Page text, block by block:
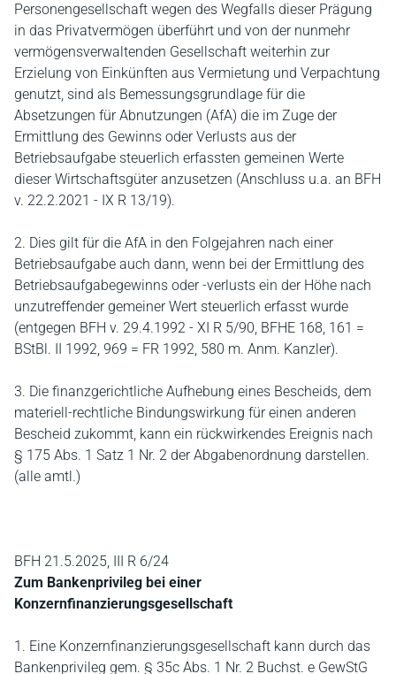
Personengesellschaft wegen des Wegfalls dieser Prägung
in das Privatvermögen überführt und von der nunmehr
vermögensverwaltenden Gesellschaft weiterhin zur
Erzielung von Einkünften aus Vermietung und Verpachtung
genutzt, sind als Bemessungsgrundlage für die
Absetzungen für Abnutzungen (AfA) die im Zuge der
Ermittlung des Gewinns oder Verlusts aus der
Betriebsaufgabe steuerlich erfassten gemeinen Werte
dieser Wirtschaftsgüter anzusetzen (Anschluss u.a. an BFH
v. 22.2.2021 - IX R 13/19).
2. Dies gilt für die AfA in den Folgejahren nach einer
Betriebsaufgabe auch dann, wenn bei der Ermittlung des
Betriebsaufgabegewinns oder -verlusts ein der Höhe nach
unzutreffender gemeiner Wert steuerlich erfasst wurde
(entgegen BFH v. 29.4.1992 - XI R 5/90, BFHE 168, 161 =
BStBl. II 1992, 969 = FR 1992, 580 m. Anm. Kanzler).
3. Die finanzgerichtliche Aufhebung eines Bescheids, dem
materiell-rechtliche Bindungswirkung für einen anderen
Bescheid zukommt, kann ein rückwirkendes Ereignis nach
§ 175 Abs. 1 Satz 1 Nr. 2 der Abgabenordnung darstellen.
(alle amtl.)
BFH 21.5.2025, III R 6/24
Zum Bankenprivileg bei einer
Konzernfinanzierungsgesellschaft
1. Eine Konzernfinanzierungsgesellschaft kann durch das
Bankenprivileg gem. § 35c Abs. 1 Nr. 2 Buchst. e GewStG